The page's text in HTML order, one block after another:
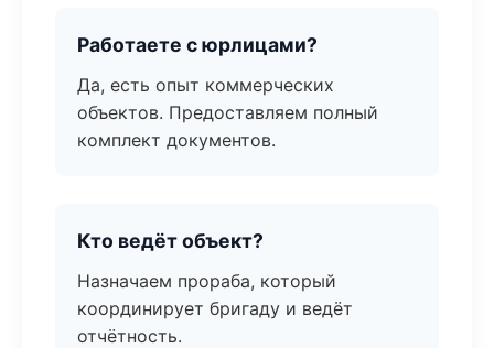
Работаете с юрлицами?
Да, есть опыт коммерческих
объектов. Предоставляем полный
комплект документов.
Кто ведёт объект?
Назначаем прораба, который
координирует бригаду и ведёт
отчётность.